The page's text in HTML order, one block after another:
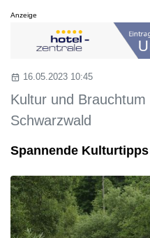
Anzeige
16.05.2023 10:45
Kultur und Brauchtum
Schwarzwald
Spannende